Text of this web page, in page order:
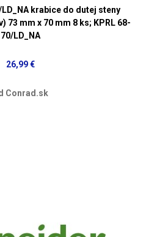
LD_NA krabice do dutej steny
73 mm x 70 mm 8 ks; KPRL 68-
70/LD_NA
26,99 €
Conrad.sk